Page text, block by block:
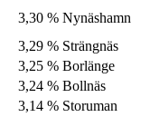
3,30 % Nynäshamn
3,29 % Strängnäs
3,25 % Borlänge
3,24 % Bollnäs
3,14 % Storuman